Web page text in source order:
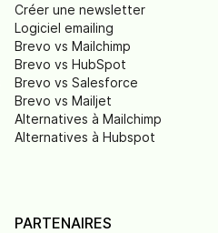
Créer une newsletter
Logiciel emailing
Brevo vs Mailchimp
Brevo vs HubSpot
Brevo vs Salesforce
Brevo vs Mailjet
Alternatives à Mailchimp
Alternatives à Hubspot
PARTENAIRES